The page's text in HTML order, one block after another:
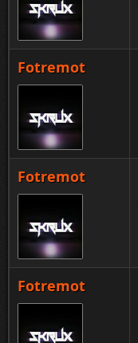
Fotremot
Fotremot
Fotremot